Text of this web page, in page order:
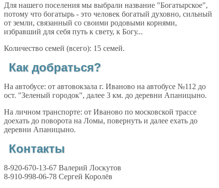
Для нашего поселения мы выбрали название "Богатырское",
потому что богатырь - это человек богатый духовно, сильный
от земли, связанный со своими родовыми корнями,
избравший для себя путь к свету, к Богу...
Количество семей (всего): 15 семей.
Как добраться?
На автобусе: от автовокзала г. Иваново на автобусе №112 до
ост. "Зеленый городок", далее 3 км. до деревни Апаницыно.
На личном транспорте: от Иваново по московской трассе
доехать до поворота на Ломы, повернуть и далее ехать до
деревни Апаницыно.
Контакты
8-920-670-13-67 Валерий Лоскутов
8-910-998-06-78 Сергей Королёв